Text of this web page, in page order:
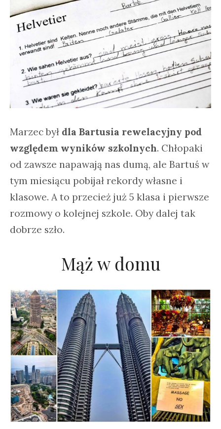
Marzec był dla Bartusia rewelacyjny pod
względem wyników szkolnych. Chłopaki
od zawsze napawają nas dumą, ale Bartuś w
tym miesiącu pobijał rekordy własne i
klasowe. A to przecież już 5 klasa i pierwsze
rozmowy o kolejnej szkole. Oby dalej tak
dobrze szło.
Mąż w domu